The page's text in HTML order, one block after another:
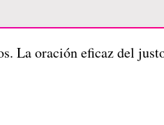
La oración eficaz del